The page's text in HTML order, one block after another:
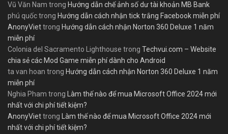
Vũ Văn Nam trong Hướng dẫn chế ảnh số dư tài khoản MB Bank
phú quốctrong Hướng dẫn cách nhận tick trắng Facebook miễn phí
AnonyViettrong Hướng dẫn cách nhận Norton 360 Deluxe 1 năm
miễn phí
Colonia del Sacramento Lighthouse trong Techvui.com – Website
chia sẻ các Mod Game miễn phí dành cho Android
ta van hoan trong Hướng dẫn cách nhận Norton 360 Deluxe 1 năm
miễn phí
Nghia Pham trong Làm thế nào để mua Microsoft Office 2024 mới
nhất với chi phí tiết kiệm?
AnonyViettrong Làm thế nào để mua Microsoft Office 2024 mới
nhất với chi phí tiết kiệm?